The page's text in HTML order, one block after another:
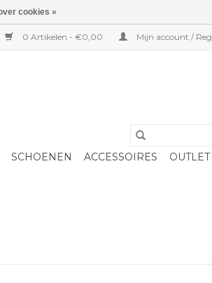
0 Artikelen - €0,00 Mijn account /
SCHOENEN ACCESSOIRES
OUTLET
cookies »